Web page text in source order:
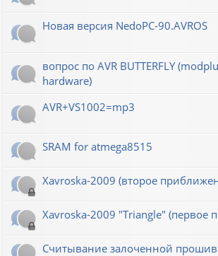
Новая версия NedoPC-90.AVROS
вопрос по AVR BUTTERFLY
hardware)
AVR+VS1002=mp3
SRAM for atmega8515
Xavroska-2009 (второе
Xavroska-2009 "Triangle" (первое
Считывание залоченной